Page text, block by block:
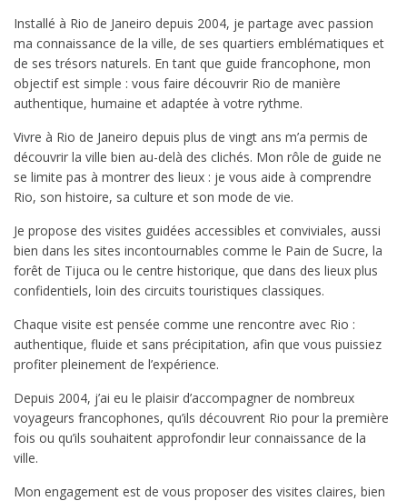
Installé à Rio de Janeiro depuis 2004, je partage avec passion
ma connaissance de la ville, de ses quartiers emblématiques et
de ses trésors naturels. En tant que guide francophone, mon
objectif est simple : vous faire découvrir Rio de manière
authentique, humaine et adaptée à votre rythme.
Vivre à Rio de Janeiro depuis plus de vingt ans m’a permis de
découvrir la ville bien au-delà des clichés. Mon rôle de guide ne
se limite pas à montrer des lieux : je vous aide à comprendre
Rio, son histoire, sa culture et son mode de vie.
Je propose des visites guidées accessibles et conviviales, aussi
bien dans les sites incontournables comme le Pain de Sucre, la
forêt de Tijuca ou le centre historique, que dans des lieux plus
confidentiels, loin des circuits touristiques classiques.
Chaque visite est pensée comme une rencontre avec Rio :
authentique, fluide et sans précipitation, afin que vous puissiez
profiter pleinement de l’expérience.
Depuis 2004, j’ai eu le plaisir d’accompagner de nombreux
voyageurs francophones, qu’ils découvrent Rio pour la première
fois ou qu’ils souhaitent approfondir leur connaissance de la
ville.
Mon engagement est de vous proposer des visites claires, bien